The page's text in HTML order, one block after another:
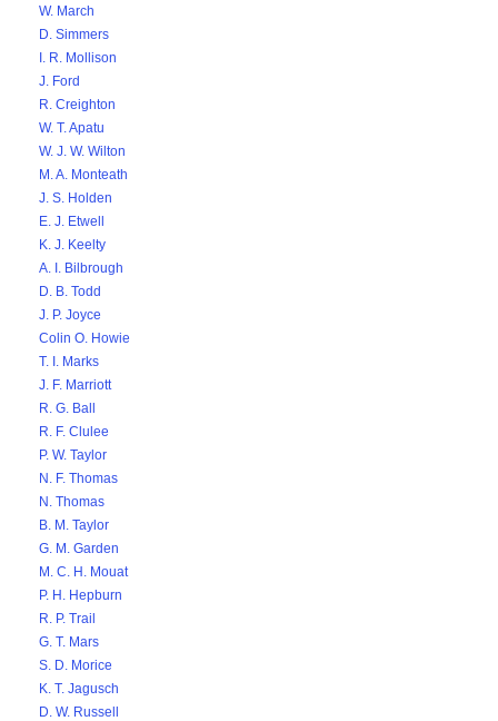
W. March
D. Simmers
I. R. Mollison
J. Ford
R. Creighton
W. T. Apatu
W. J. W. Wilton
M. A. Monteath
J. S. Holden
E. J. Etwell
K. J. Keelty
A. I. Bilbrough
D. B. Todd
J. P. Joyce
Colin O. Howie
T. I. Marks
J. F. Marriott
R. G. Ball
R. F. Clulee
P. W. Taylor
N. F. Thomas
N. Thomas
B. M. Taylor
G. M. Garden
M. C. H. Mouat
P. H. Hepburn
R. P. Trail
G. T. Mars
S. D. Morice
K. T. Jagusch
D. W. Russell